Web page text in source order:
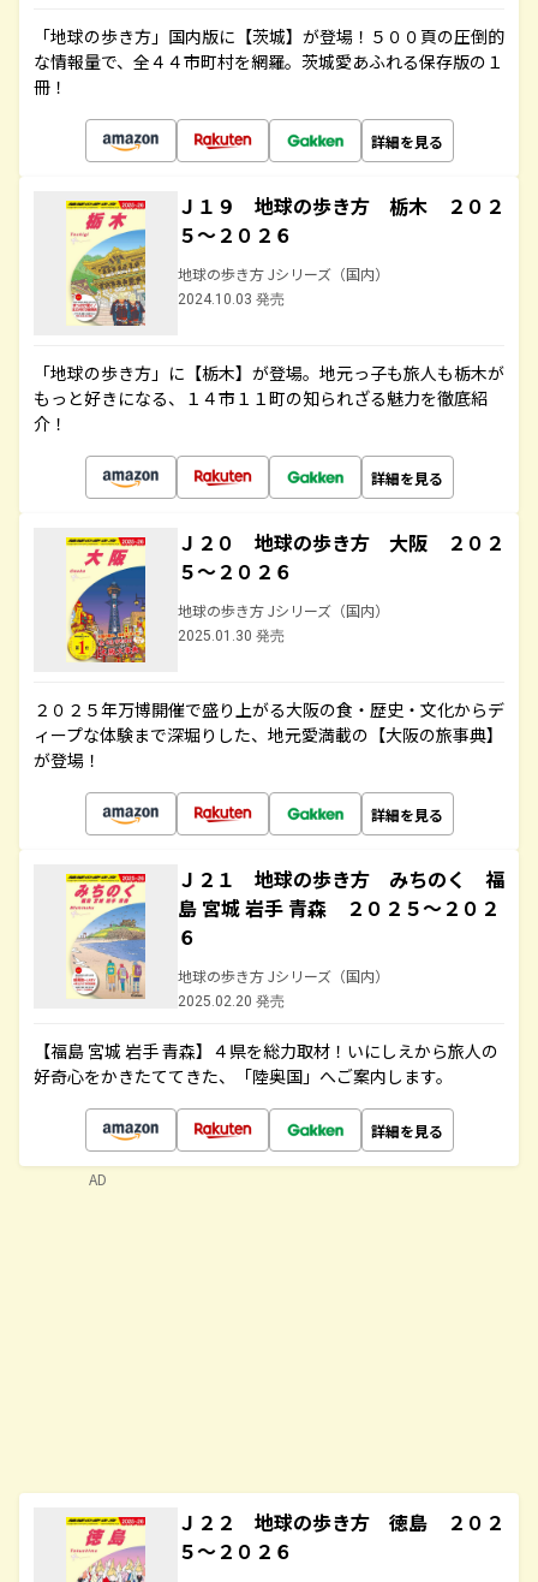
「地球の歩き方」国内版に【茨城】が登場！５００頁の圧倒的
な情報量で、全４４市町村を網羅。茨城愛あふれる保存版の１
冊！
詳細を見る
Ｊ１９ 地球の歩き方 栃木 ２０２
５～２０２６
地球の歩き方 Jシリーズ（国内）
2024.10.03 発売
「地球の歩き方」に【栃木】が登場。地元っ子も旅人も栃木が
もっと好きになる、１４市１１町の知られざる魅力を徹底紹
介！
詳細を見る
Ｊ２０ 地球の歩き方 大阪 ２０２
５～２０２６
地球の歩き方 Jシリーズ（国内）
2025.01.30 発売
２０２５年万博開催で盛り上がる大阪の食・歴史・文化からデ
ィープな体験まで深堀りした、地元愛満載の【大阪の旅事典】
が登場！
詳細を見る
Ｊ２１ 地球の歩き方 みちのく 福
島 宮城 岩手 青森 ２０２５～２０２
６
地球の歩き方 Jシリーズ（国内）
2025.02.20 発売
【福島 宮城 岩手 青森】４県を総力取材！いにしえから旅人の
好奇心をかきたててきた、「陸奥国」へご案内します。
詳細を見る
Ｊ２２ 地球の歩き方 徳島 ２０２
５～２０２６
AD